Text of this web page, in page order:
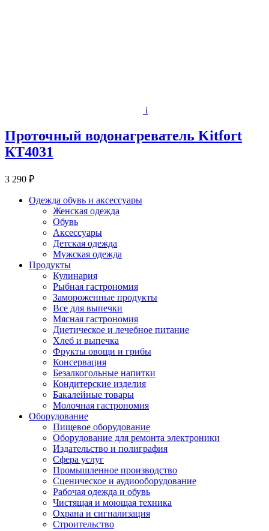
i
Проточный водонагреватель Kitfort
КТ4031
3 290 ₽
Одежда обувь и аксессуары
Женская одежда
Обувь
Аксессуары
Детская одежда
Мужская одежда
Продукты
Кулинария
Рыбная гастрономия
Замороженные продукты
Все для выпечки
Мясная гастрономия
Диетическое и лечебное питание
Хлеб и выпечка
Фрукты овощи и грибы
Консервация
Безалкогольные напитки
Кондитерские изделия
Бакалейные товары
Молочная гастрономия
Оборудование
Пищевое оборудование
Оборудование для ремонта электроники
Издательство и полиграфия
Сфера услуг
Промышленное производство
Сценическое и аудиооборудование
Рабочая одежда и обувь
Чистящая и моющая техника
Охрана и сигнализация
Строительство